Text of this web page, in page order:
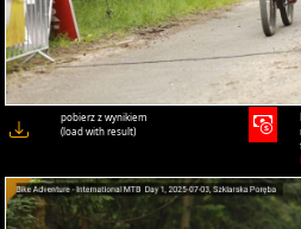
pobierz z wynikiem
(load with result)